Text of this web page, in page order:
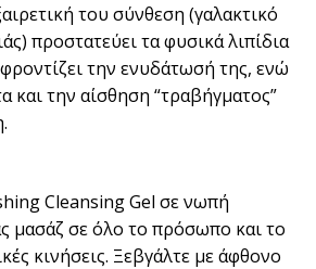
του σύνθεση (γαλακτικό
προστατεύει τα φυσικά λιπίδια
την ενυδάτωσή της, ενώ
και την αίσθηση “τραβήγματος”
Cleansing Gel σε νωπή
μασάζ σε όλο το πρόσωπο και το
κινήσεις. Ξεβγάλτε με άφθονο